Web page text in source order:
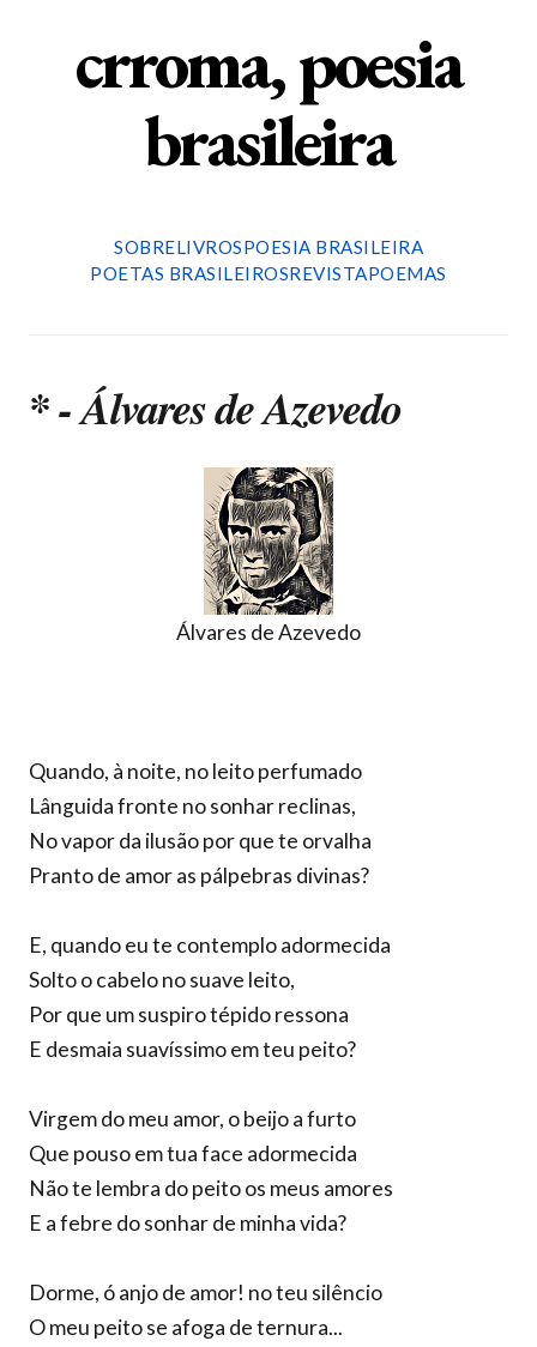
crroma, poesia
brasileira
SOBRELIVROSPOESIA BRASILEIRA
POETAS BRASILEIROSREVISTAPOEMAS
* - Álvares de Azevedo
Álvares de Azevedo
Quando, à noite, no leito perfumado
Lânguida fronte no sonhar reclinas,
No vapor da ilusão por que te orvalha
Pranto de amor as pálpebras divinas?
E, quando eu te contemplo adormecida
Solto o cabelo no suave leito,
Por que um suspiro tépido ressona
E desmaia suavíssimo em teu peito?
Virgem do meu amor, o beijo a furto
Que pouso em tua face adormecida
Não te lembra do peito os meus amores
E a febre do sonhar de minha vida?
Dorme, ó anjo de amor! no teu silêncio
O meu peito se afoga de ternura...